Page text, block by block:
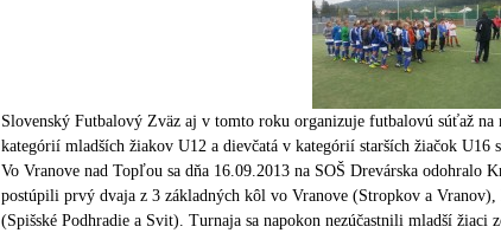
Slovenský Futbalový Zväz aj v tomto roku organizuje futbalovú súťaž
kategórií mladších žiakov U12 a dievčatá v kategórií starších žiačok U16
Vo Vranove nad Topľou sa dňa 16.09.2013 na SOŠ Drevárska odohralo
postúpili prvý dvaja z 3 základných kôl vo Vranove (Stropkov a
(Spišské Podhradie a Svit). Turnaja sa napokon nezúčastnili mladší